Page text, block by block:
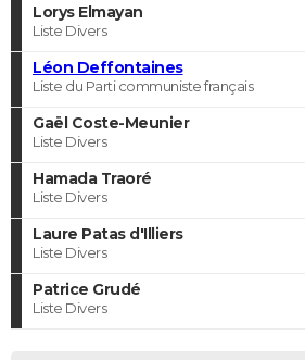
Lorys Elmayan
Liste Divers
Léon Deffontaines
Liste du Parti communiste français
Gaël Coste-Meunier
Liste Divers
Hamada Traoré
Liste Divers
Laure Patas d'Illiers
Liste Divers
Patrice Grudé
Liste Divers